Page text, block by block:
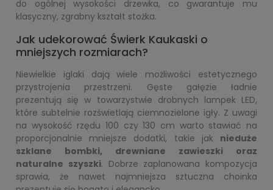
do ogólnej wysokości drzewka, co gwarantuje mu
klasyczny, zgrabny kształt stożka.
Jak udekorować Świerk Kaukaski o
mniejszych rozmiarach?
Niewielkie iglaki dają wiele możliwości estetycznego
przystrojenia przestrzeni. Gęste gałęzie ładnie
prezentują się w towarzystwie drobnych lampek LED,
które subtelnie rozświetlają ciemnozielone igły. Z uwagi
na wysokość rzędu 100 czy 130 cm warto stawiać na
proporcjonalnie mniejsze dodatki, takie jak nieduże
szklane bombki, drewniane zawieszki oraz
naturalne szyszki. Dobrze zaplanowana kompozycja
sprawia, że nawet najmniejsza sztuczna choinka